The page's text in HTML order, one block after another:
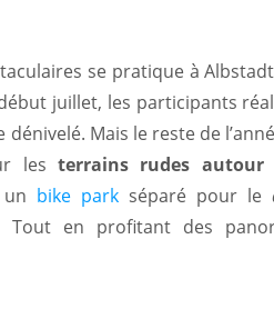
se pratique à
juillet, les participants
Mais le reste de
lesterrains rudes autour
bike park séparé pour le
Tout en profitant des